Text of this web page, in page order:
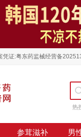
证:粤东药监械经营备
热
参茸滋补 男